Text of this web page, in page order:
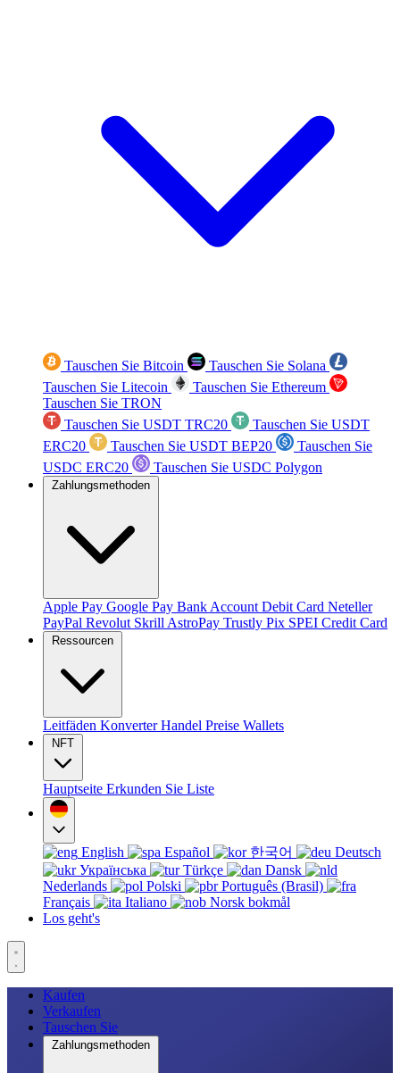
Tauschen Sie Bitcoin
Tauschen Sie Solana
Tauschen Sie Litecoin
Tauschen Sie Ethereum
Tauschen Sie TRON
Tauschen Sie USDT TRC20
Tauschen Sie USDT
ERC20
Tauschen Sie USDT BEP20
Tauschen Sie
USDC ERC20
Tauschen Sie USDC Polygon
Zahlungsmethoden
Apple Pay Google Pay Bank Account Debit Card Neteller
PayPal Revolut Skrill AstroPay Trustly Pix SPEI Credit Card
Ressourcen
Leitfäden KonverterHandel Preise Wallets
NFT
Hauptseite Erkunden Sie Liste
English Español 한국어
Deutsch
Українська
Türkçe
Dansk
Nederlands
Polski
Português (Brasil)
Français
Italiano
Norsk bokmål
Los geht's
Kaufen
Verkaufen
Tauschen Sie
Zahlungsmethoden